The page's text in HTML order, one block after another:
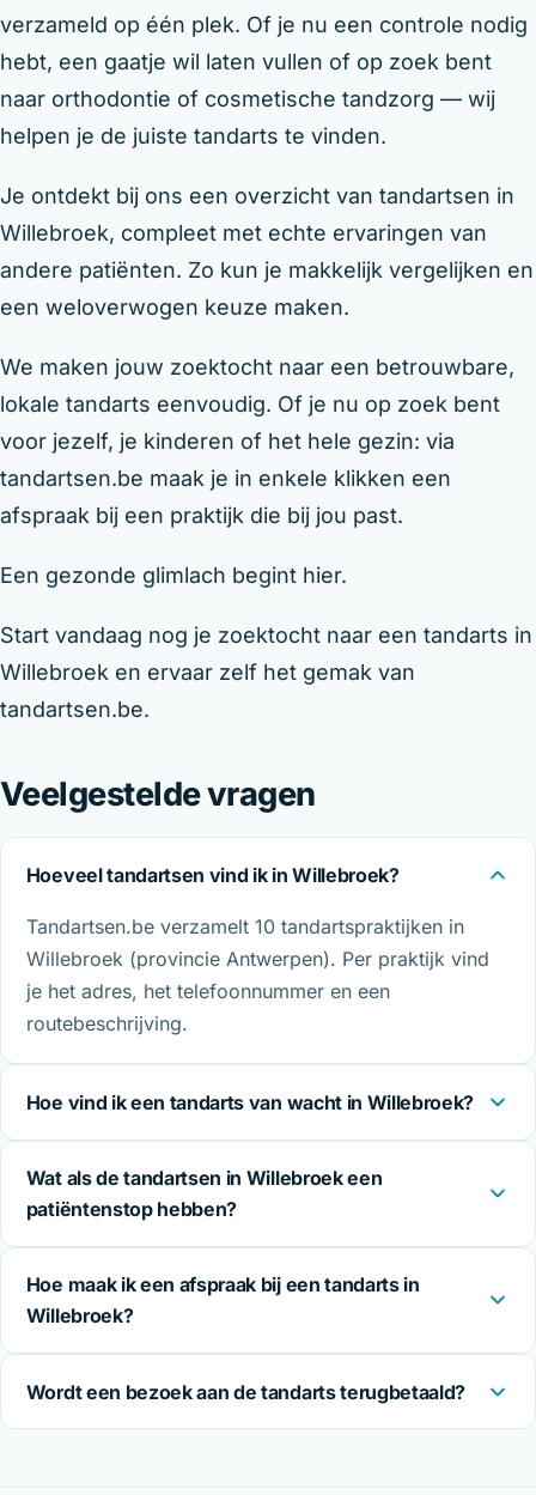
verzameld op één plek. Of je nu een controle nodig
hebt, een gaatje wil laten vullen of op zoek bent
naar orthodontie of cosmetische tandzorg — wij
helpen je de juiste tandarts te vinden.
Je ontdekt bij ons een overzicht van tandartsen in
Willebroek, compleet met echte ervaringen van
andere patiënten. Zo kun je makkelijk vergelijken en
een weloverwogen keuze maken.
We maken jouw zoektocht naar een betrouwbare,
lokale tandarts eenvoudig. Of je nu op zoek bent
voor jezelf, je kinderen of het hele gezin: via
tandartsen.be maak je in enkele klikken een
afspraak bij een praktijk die bij jou past.
Een gezonde glimlach begint hier.
Start vandaag nog je zoektocht naar een tandarts in
Willebroek en ervaar zelf het gemak van
tandartsen.be.
Veelgestelde vragen
Hoeveel tandartsen vind ik in Willebroek?
Tandartsen.be verzamelt 10 tandartspraktijken in
Willebroek (provincie Antwerpen). Per praktijk vind
je het adres, het telefoonnummer en een
routebeschrijving.
Hoe vind ik een tandarts van wacht in Willebroek?
Wat als de tandartsen in Willebroek een
patiëntenstop hebben?
Hoe maak ik een afspraak bij een tandarts in
Willebroek?
Wordt een bezoek aan de tandarts terugbetaald?